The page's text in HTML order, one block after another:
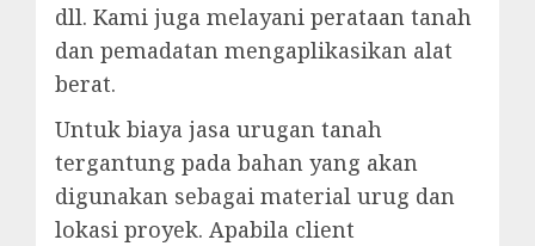
dll. Kami juga melayani perataan tanah
dan pemadatan mengaplikasikan alat
berat.
Untuk biaya jasa urugan tanah
tergantung pada bahan yang akan
digunakan sebagai material urug dan
lokasi proyek. Apabila client